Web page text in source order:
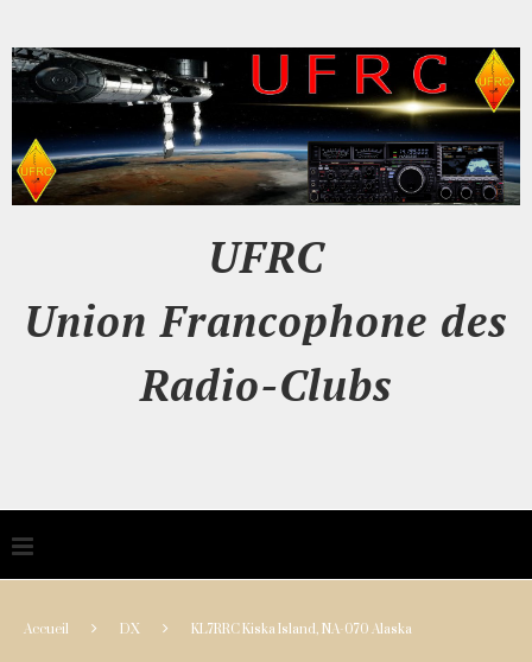
UFRC
Union Francophone des
Radio-Clubs
Accueil DX KL7RRC Kiska Island, NA-070 Alaska